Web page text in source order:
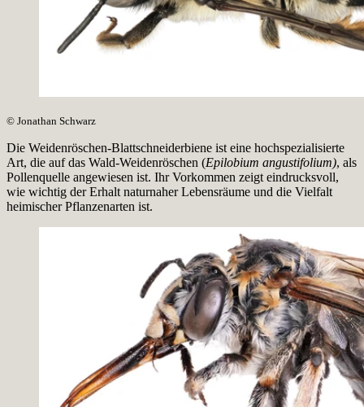
© Jonathan Schwarz
Die Weidenröschen-Blattschneiderbiene ist eine hochspezialisierte
Art, die auf das Wald-Weidenröschen (Epilobium angustifolium), als
Pollenquelle angewiesen ist. Ihr Vorkommen zeigt eindrucksvoll,
wie wichtig der Erhalt naturnaher Lebensräume und die Vielfalt
heimischer Pflanzenarten ist.